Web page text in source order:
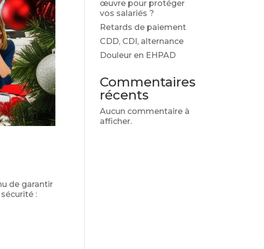
de garantir
:
œuvre pour protéger
vos salariés ?
Retards de paiement
CDD, CDI, alternance
Douleur en EHPAD
Commentaires
récents
Aucun commentaire à
afficher.